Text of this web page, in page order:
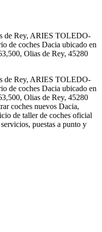
de Rey, ARIES TOLEDO-
de coches Dacia ubicado en
Olias de Rey, 45280
de Rey, ARIES TOLEDO-
de coches Dacia ubicado en
Olias de Rey, 45280
coches nuevos Dacia,
de taller de coches oficial
puestas a punto y